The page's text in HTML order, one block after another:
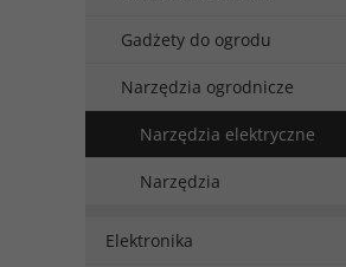
Gadżety do ogrodu
Narzędzia ogrodnicze
Narzędzia elektryczne
Narzędzia
Elektronika